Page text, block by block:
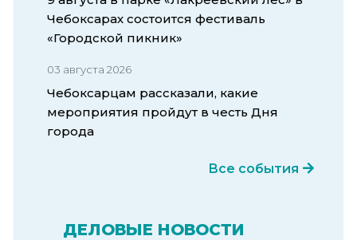
Чебоксарах состоится фестиваль
«Городской пикник»
03 августа 2026
Чебоксарцам рассказали, какие
мероприятия пройдут в честь Дня
города
Все события
ДЕЛОВЫЕ НОВОСТИ